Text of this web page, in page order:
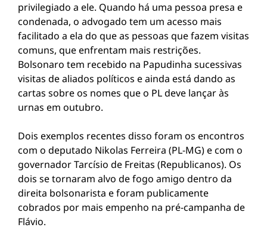
privilegiado a ele. Quando há uma pessoa presa e
condenada, o advogado tem um acesso mais
facilitado a ela do que as pessoas que fazem visitas
comuns, que enfrentam mais restrições.
Bolsonaro tem recebido na Papudinha sucessivas
visitas de aliados políticos e ainda está dando as
cartas sobre os nomes que o PL deve lançar às
urnas em outubro.
Dois exemplos recentes disso foram os encontros
com o deputado Nikolas Ferreira (PL-MG) e com o
governador Tarcísio de Freitas (Republicanos). Os
dois se tornaram alvo de fogo amigo dentro da
direita bolsonarista e foram publicamente
cobrados por mais empenho na pré-campanha de
Flávio.